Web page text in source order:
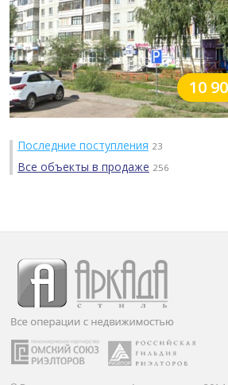
10
Последние поступления 23
Все объекты в продаже 256